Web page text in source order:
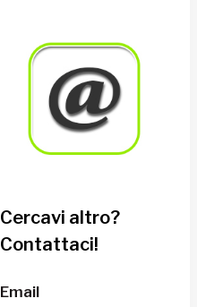
Cercavi altro?
Contattaci!
Email